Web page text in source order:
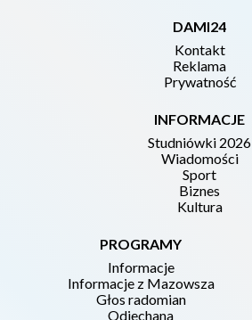
DAMI24
Kontakt
Reklama
Prywatność
INFORMACJE
Studniówki 2026
Wiadomości
Sport
Biznes
Kultura
PROGRAMY
Informacje
Informacje z Mazowsza
Głos radomian
Odjechana